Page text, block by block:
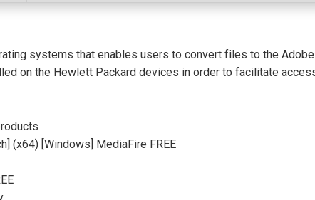
systems that enables users to convert files to the
on the Hewlett Packard devices in order to facilitate
(x64) [Windows] MediaFire FREE